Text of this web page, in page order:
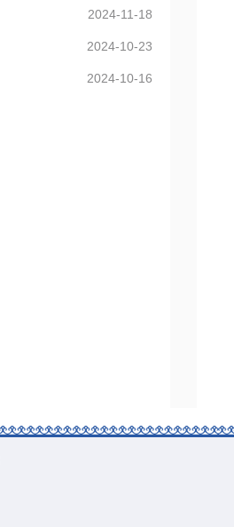
2024-11-18
2024-10-23
2024-10-16